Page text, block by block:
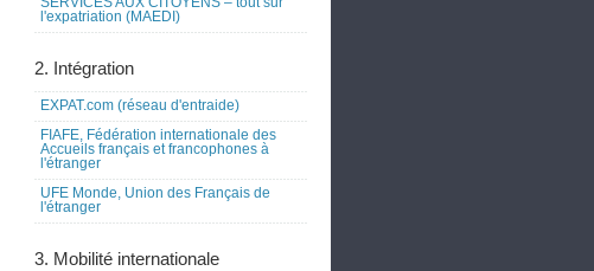
l'expatriation (MAEDI)
2. Intégration
EXPAT.com (réseau d'entraide)
FIAFE, Fédération internationale des
Accueils français et francophones à
l'étranger
UFE Monde, Union des Français de
l'étranger
3. Mobilité internationale